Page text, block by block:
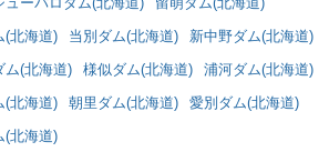
(北海道) 当別ダム(北海道)
新中野ダム(北海道)
ム(北海道) 様似ダム(北海道)
浦河ダム(北海道)
(北海道) 朝里ダム(北海道)
愛別ダム(北海道)
(北海道)